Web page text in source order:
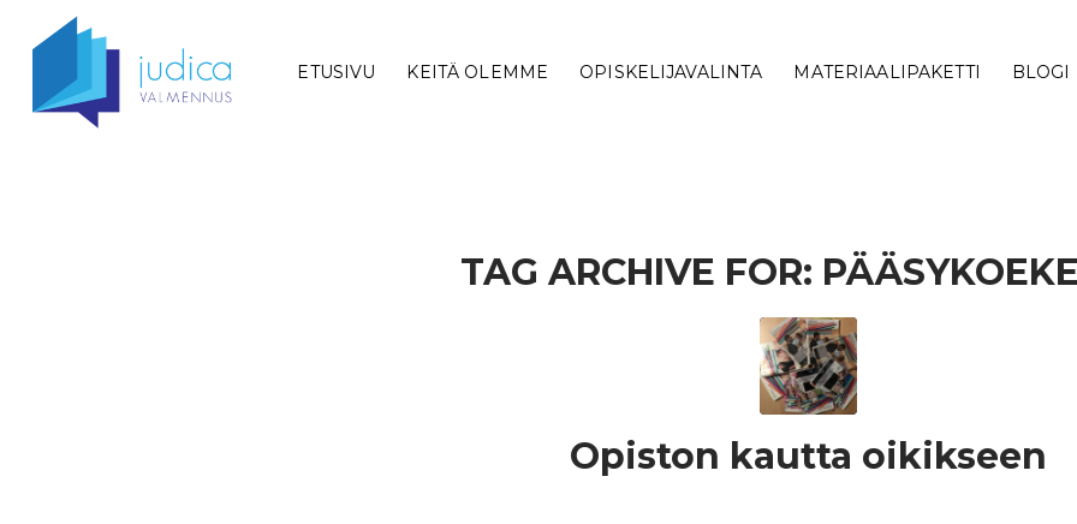
ETUSIVU KEITÄ OLEMME OPISKELIJAVALINTA MATERIAALIPAKETTI BLOGI
TAG ARCHIVE FOR:
Opiston kautta oikikseen